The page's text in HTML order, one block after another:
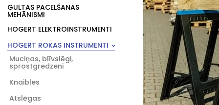
GULTAS PACELŠANAS
MEHĀNISMI
HOGERT ELEKTROINSTRUMENTI
HOGERT ROKAS INSTRUMENTI
Muciņas, blīvslēgi,
sprostgredzeni
Knaibles
Atslēgas